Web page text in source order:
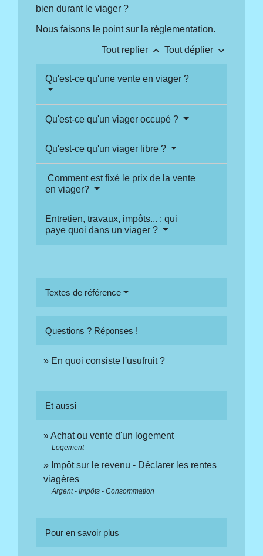
bien durant le viager ?
Nous faisons le point sur la réglementation.
Tout replier keyboard_arrow_up Tout déplier keyboard_arrow_down
Qu'est-ce qu'une vente en viager ?
Qu'est-ce qu'un viager occupé ?
Qu'est-ce qu'un viager libre ?
Comment est fixé le prix de la vente
en viager?
Entretien, travaux, impôts... : qui
paye quoi dans un viager ?
Textes de référence
Questions ? Réponses !
En quoi consiste l'usufruit ?
Et aussi
Achat ou vente d'un logement
Logement
Impôt sur le revenu - Déclarer les rentes
viagères
Argent - Impôts - Consommation
Pour en savoir plus